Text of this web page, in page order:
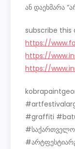
ან დაეხმარა
subscribe
https://
https://
https://
#graffiti